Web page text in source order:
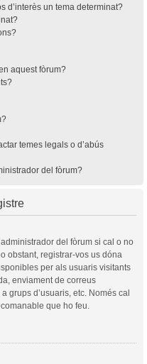
d’interès un tema determinat?
aquest fòrum?
temes legals o d’abús
del fòrum?
del fòrum si cal o no
obstant, registrar-vos us dóna
per als usuaris visitants
enviament de correus
grups d’usuaris, etc. Només cal
que ho feu.